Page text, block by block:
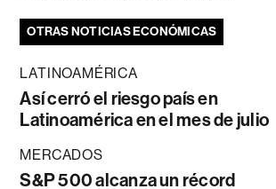
OTRAS NOTICIAS ECONÓMICAS
LATINOAMÉRICA
Así cerró el riesgo país en
Latinoamérica en el mes de julio
MERCADOS
S&P 500 alcanza un récord